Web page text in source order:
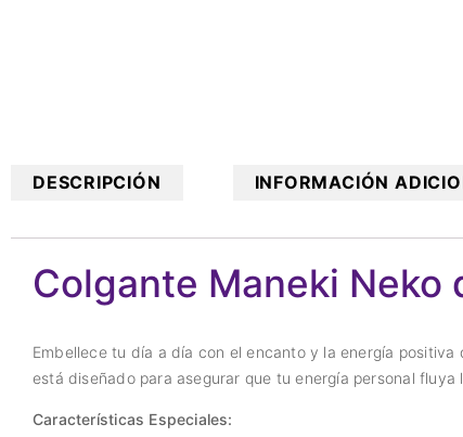
DESCRIPCIÓN INFORMACIÓN
Colgante Maneki Neko
Embellece tu día a día con el encanto y la energía
está diseñado para asegurar que tu energía personal
Características Especiales: